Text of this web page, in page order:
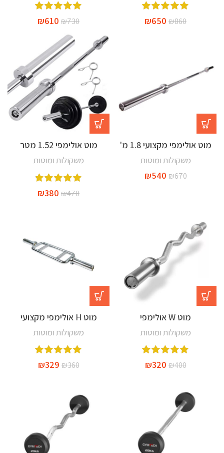
₪860
₪650
₪730
₪610
מוט אולימפי מקצועי 1.8 מ'
משקולות ומוטות
₪670
₪540
-19%
מוט אולימפי 1.52 מטר
משקולות ומוטות
₪470
₪380
מוט W אולימפי
משקולות ומוטות
₪400
₪320
מוט H אולימפי מקצועי
משקולות ומוטות
₪360
₪329